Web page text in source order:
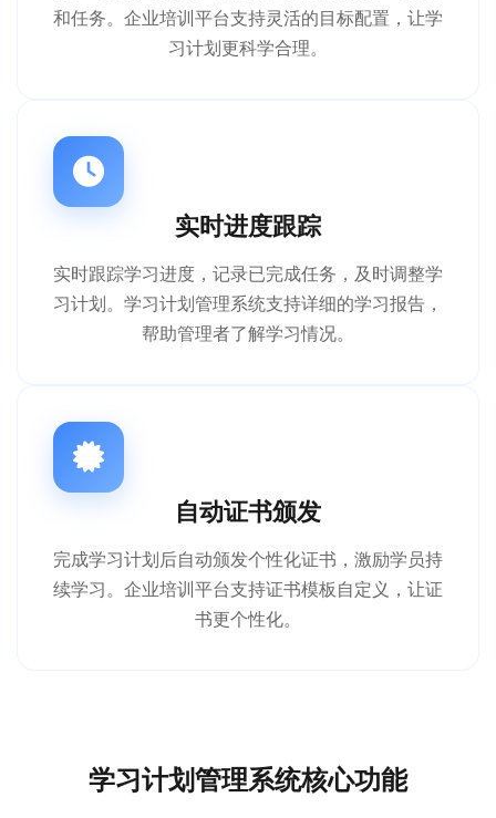
和任务。企业培训平台支持灵活的目标配置，让学
习计划更科学合理。
实时进度跟踪
实时跟踪学习进度，记录已完成任务，及时调整学
习计划。学习计划管理系统支持详细的学习报告，
帮助管理者了解学习情况。
自动证书颁发
完成学习计划后自动颁发个性化证书，激励学员持
续学习。企业培训平台支持证书模板自定义，让证
书更个性化。
学习计划管理系统核心功能